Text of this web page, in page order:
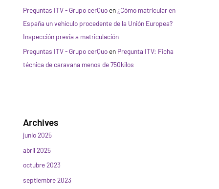
Preguntas ITV - Grupo cerQuoen ¿Cómo matricular en
España un vehículo procedente de la Unión Europea?
Inspección previa a matriculación
Preguntas ITV - Grupo cerQuoen Pregunta ITV: Ficha
técnica de caravana menos de 750kilos
Archives
junio 2025
abril 2025
octubre 2023
septiembre 2023